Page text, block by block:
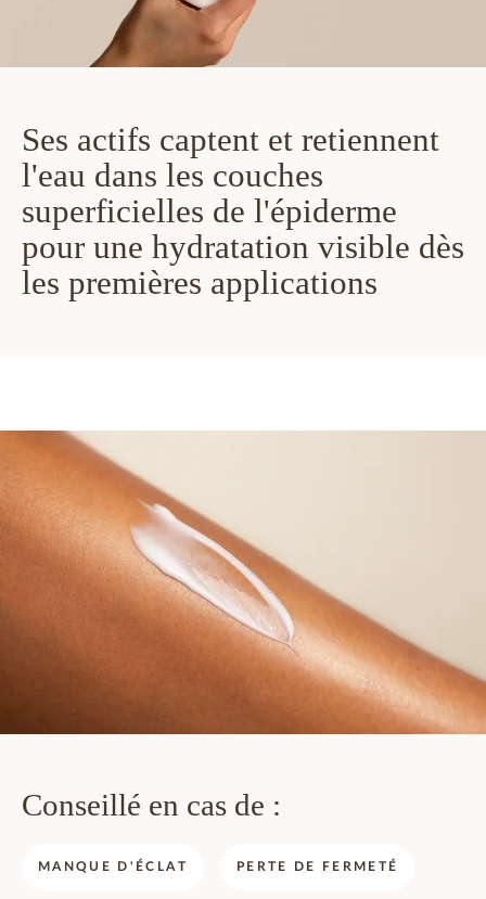
Ses actifs captent et retiennent
l'eau dans les couches
superficielles de l'épiderme
pour une hydratation visible dès
les premières applications
Conseillé en cas de :
MANQUE D'ÉCLAT PERTE DE FERMETÉ